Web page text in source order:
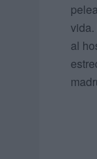
vida.
al